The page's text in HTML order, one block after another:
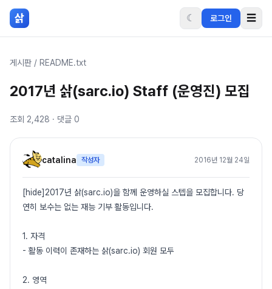
본문 바로가기
삵 ☾ 로그인 ☰
게시판 / README.txt
2017년 삵(sarc.io) Staff (운영진) 모집
조회 2,428 · 댓글 0
catalina 작성자 2016년 12월 24일
[hide]2017년 삵(sarc.io)을 함께 운영하실 스텝을 모집합니다. 당
연히 보수는 없는 재능 기부 활동입니다.
1. 자격
- 활동 이력이 존재하는 삵(sarc.io) 회원 모두
2. 영역